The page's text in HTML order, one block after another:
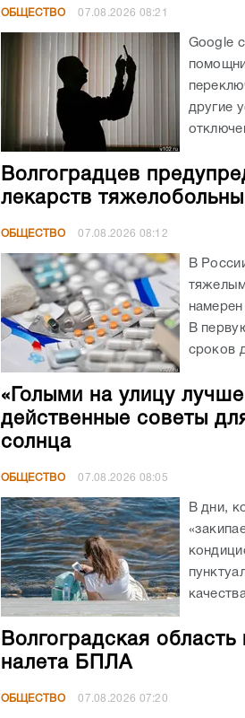
ОБЩЕСТВО 07.08.2026 08:21
Google
другие
Волгоградцев
лекарств
ОБЩЕСТВО 07.08.2026 08:12
В
В
сроков
«Голыми на улицу
действенные советы
солнца
ОБЩЕСТВО 07.08.2026 08:05
В дни,
Волгоградская
налета БПЛА
ОБЩЕСТВО 07.08.2026 07:20